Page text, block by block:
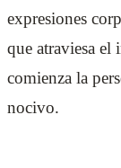
expresiones
que atraviesa el
comienza la
nocivo.